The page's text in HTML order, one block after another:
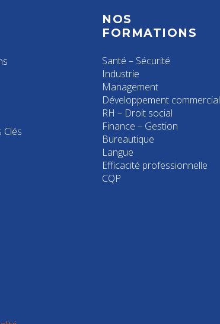
NOS
FORMATIONS
Santé – Sécurité
Industrie
Management
Développement commercial
RH – Droit social
Finance – Gestion
Bureautique
Langue
Efficacité professionnelle
CQP